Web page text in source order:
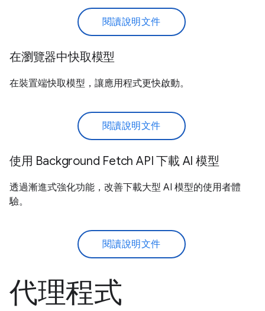
閱讀說明文件
在瀏覽器中快取模型
在裝置端快取模型，讓應用程式更快啟動。
閱讀說明文件
使用 Background Fetch API 下載 AI 模型
透過漸進式強化功能，改善下載大型 AI 模型的使用者體
驗。
閱讀說明文件
代理程式